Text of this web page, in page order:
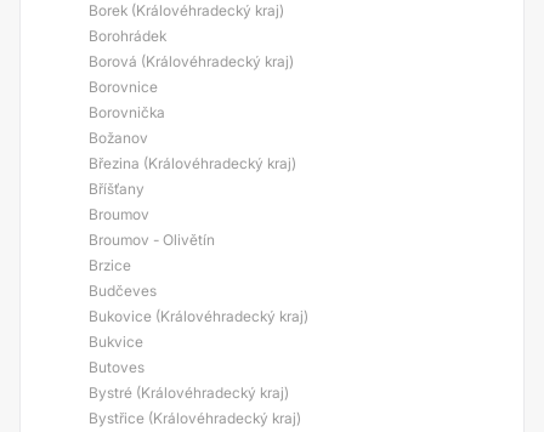
Borek (Královéhradecký kraj)
Borohrádek
Borová (Královéhradecký kraj)
Borovnice
Borovnička
Božanov
Březina (Královéhradecký kraj)
Bříšťany
Broumov
Broumov - Olivětín
Brzice
Budčeves
Bukovice (Královéhradecký kraj)
Bukvice
Butoves
Bystré (Královéhradecký kraj)
Bystřice (Královéhradecký kraj)